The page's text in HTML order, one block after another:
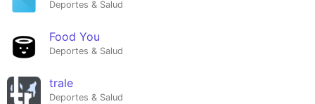
Deportes & Salud
Food You
Deportes & Salud
trale
Deportes & Salud